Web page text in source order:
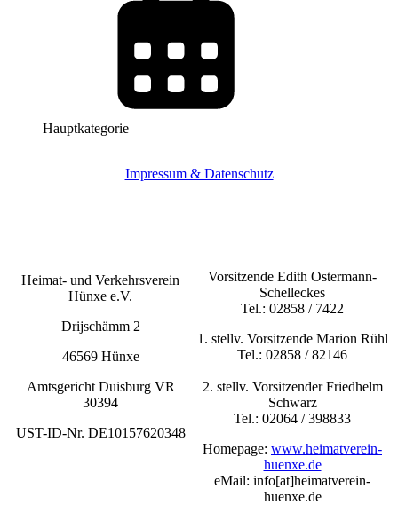
Hauptkategorie
Impressum & Datenschutz
Heimat- und Verkehrsverein
Hünxe e.V.
Drijschämm 2
46569 Hünxe
Amtsgericht Duisburg VR
30394
UST-ID-Nr. DE10157620348
Vorsitzende Edith Ostermann-
Schelleckes
Tel.: 02858 / 7422
1. stellv. Vorsitzende Marion Rühl
Tel.: 02858 / 82146
2. stellv. Vorsitzender Friedhelm
Schwarz
Tel.: 02064 / 398833
Homepage: www.heimatverein-
huenxe.de
eMail: info[at]heimatverein-
huenxe.de